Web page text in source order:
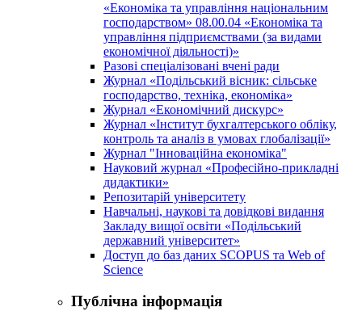
«Економіка та управління національним
господарством» 08.00.04 «Економіка та
управління підприємствами (за видами
економічної діяльності)»
Разові спеціалізовані вчені ради
Журнал «Подільський вісник: сільське
господарство, техніка, економіка»
Журнал «Економічний дискурс»
Журнал «Інститут бухгалтерського обліку,
контроль та аналіз в умовах глобалізації»
Журнал "Інноваційна економіка"
Науковий журнал «Професійно-прикладні
дидактики»
Репозитарій університету
Навчальні, наукові та довідкові видання
Закладу вищої освіти «Подільський
державний університет»
Доступ до баз даних SCOPUS та Web of
Science
Публічна інформація